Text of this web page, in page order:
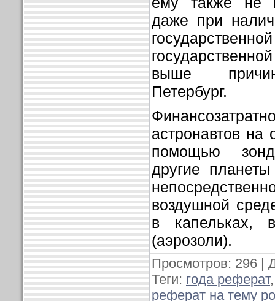
даже при
выше
Петербург.
астронавтов на
помощью
другие
воздушной
в капельках,
(аэрозоли).
Просмотров: 296 |
Теги: года реферат
реферат на тему